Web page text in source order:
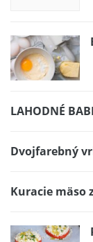
LAHODNÉ
Dvojfarebný
Kuracie mäso